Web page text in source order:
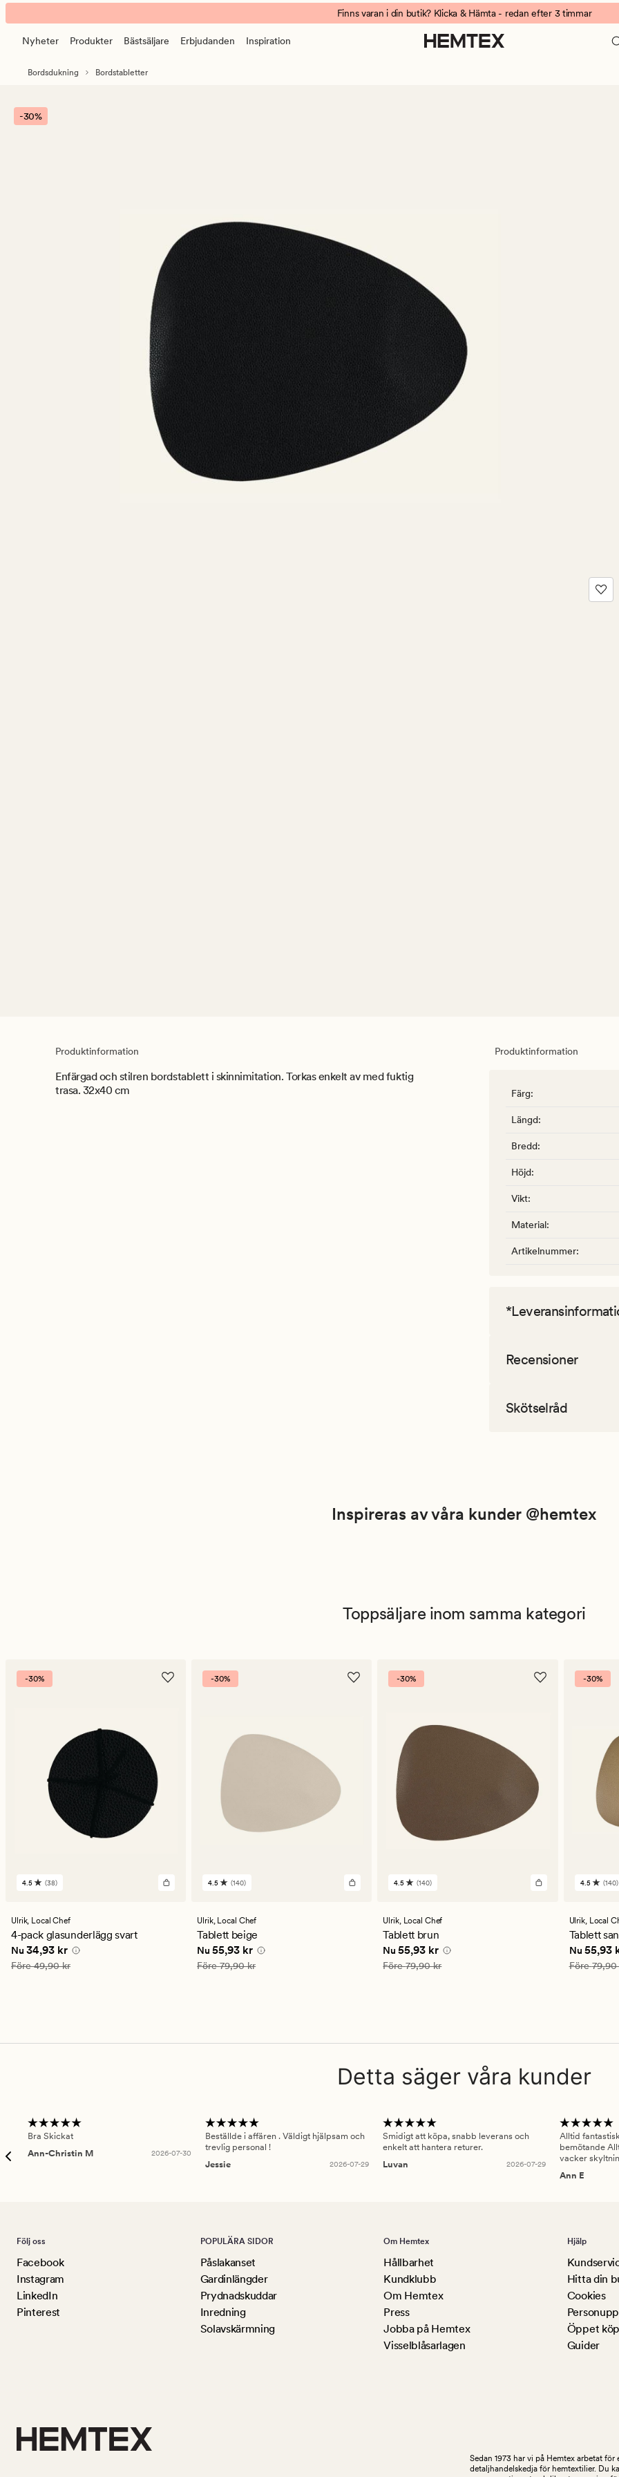
Ulrik
tablett
svart
banner.
Klicka
ESCAPE
att
pausa.
Finns varan i din butik? Klicka & Hämta - redan efter 3 timmar
Nyheter Produkter Bästsäljare Erbjudanden Inspiration
Bordsdukning Bordstabletter
-30%
Produktinformation
Enfärgad och stilren bordstablett i skinnimitation. Torkas enkelt av med fuktig
trasa. 32x40 cm
Produktinformation
Färg:
Längd:
Bredd:
Höjd:
Vikt:
Material:
Artikelnummer:
Recensioner
Skötselråd
Inspireras av våra kunder @hemtex
Toppsäljare inom samma kategori
-30%
38
ett
genomsnittligt
betyg
på
4.5
4.5 (38)
Ulrik, Local Chef
4-pack glasunderlägg svart
Nuvarande pris
Nu 34,93 kr
Ordinarie pris
Före49,90 kr
-30%
140
ett
genomsnittligt
betyg
på
4.5
4.5 (140)
Ulrik, Local Chef
Tablett beige
Nuvarande pris
Nu 55,93 kr
Ordinarie pris
Före79,90 kr
-30%
140
ett
genomsnittligt
betyg
på
4.5
4.5 (140)
Ulrik, Local Chef
Tablett brun
Nuvarande pris
Nu 55,93 kr
Ordinarie pris
Före79,90 kr
-30%
140
ett
betyg
på
4.5
4.5 (140)
Ulrik, Local
Tablett
Nu 55,93
Ordinarie
Före79,90
Detta säger våra kunder
Bra Skickat
Ann-Christin M
2026-07-30
Beställde i affären . Väldigt hjälpsam och
trevlig personal !
Jessie
2026-07-29
Smidigt att köpa, snabb leverans och
enkelt att hantera returer.
Luvan
2026-07-29
Alltid
bemötande
vacker
Ann E
Följ oss
Facebook
Instagram
LinkedIn
Pinterest
POPULÄRA SIDOR
Påslakanset
Gardinlängder
Prydnadskuddar
Inredning
Solavskärmning
Om Hemtex
Hållbarhet
Kundklubb
Om Hemtex
Press
Jobba på Hemtex
Visselblåsarlagen
Hjälp
Hitta din
Cookies
Öppet
Guider
Sedan 1973 har vi på Hemtex arbetat
detaljhandelskedja för hemtextilier. Du